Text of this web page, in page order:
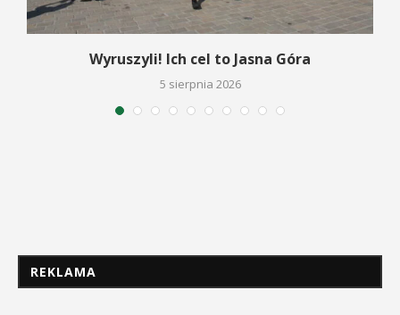
Wyruszyli! Ich cel to Jasna Góra
5 sierpnia 2026
REKLAMA